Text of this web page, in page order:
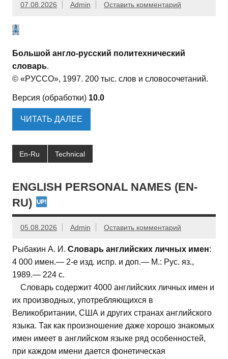
07.08.2026 Admin Оставить комментарий
Большой англо-русский политехнический
словарь.
© «РУССО», 1997. 200 тыс. слов и словосочетаний.
Версия (обработки) 10.0
ЧИТАТЬ ДАЛЕЕ
En-Ru Technical
ENGLISH PERSONAL NAMES (EN-
RU)
05.08.2026 Admin Оставить комментарий
Рыбакин А. И. Словарь английских личных имен:
4 000 имен.— 2-е изд. испр. и доп.— М.: Рус. яз.,
1989.— 224 с.
Словарь содержит 4000 английских личных имен и
их производных, употребляющихся в
Великобритании, США и других странах английского
языка. Так как произношение даже хорошо знакомых
имен имеет в английском языке ряд особенностей,
при каждом имени дается фонетическая